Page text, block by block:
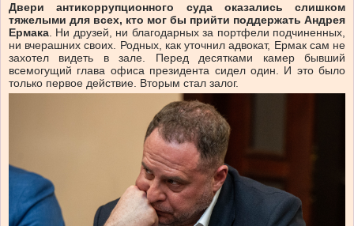
Двери антикоррупционного суда оказались слишком
тяжелыми для всех, кто мог бы прийти поддержать Андрея
Ермака. Ни друзей, ни благодарных за портфели подчиненных,
ни вчерашних своих. Родных, как уточнил адвокат, Ермак сам не
захотел видеть в зале. Перед десятками камер бывший
всемогущий глава офиса президента сидел один. И это было
только первое действие. Вторым стал залог.